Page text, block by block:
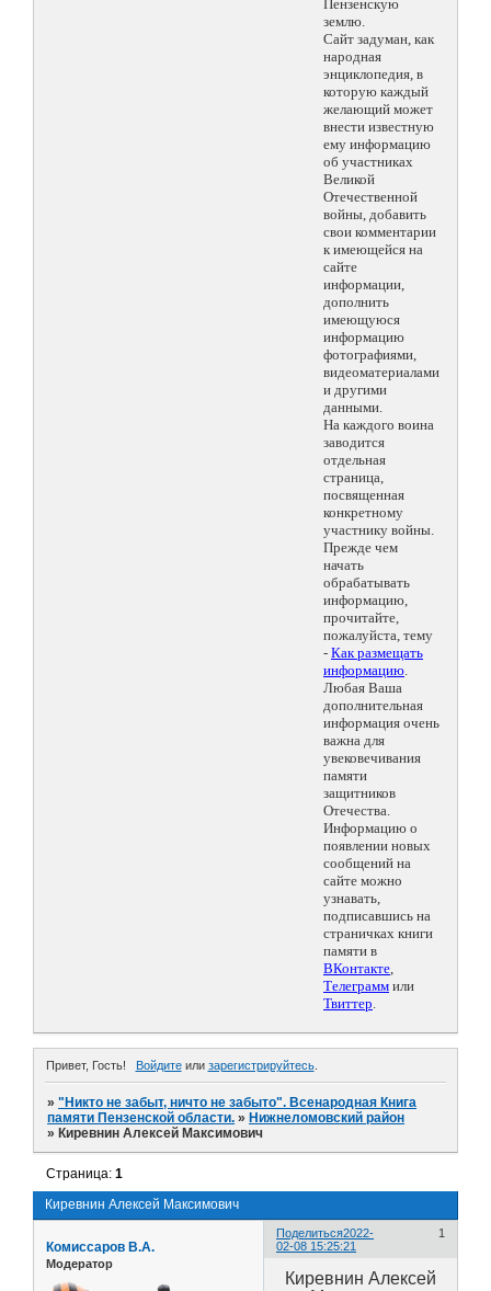
Пензенскую
землю.
Сайт задуман, как
народная
энциклопедия, в
которую каждый
желающий может
внести известную
ему информацию
об участниках
Великой
Отечественной
войны, добавить
свои комментарии
к имеющейся на
сайте
информации,
дополнить
имеющуюся
информацию
фотографиями,
видеоматериалами
и другими
данными.
На каждого воина
заводится
отдельная
страница,
посвященная
конкретному
участнику войны.
Прежде чем
начать
обрабатывать
информацию,
прочитайте,
пожалуйста, тему
- Как размещать
информацию.
Любая Ваша
дополнительная
информация очень
важна для
увековечивания
памяти
защитников
Отечества.
Информацию о
появлении новых
сообщений на
сайте можно
узнавать,
подписавшись на
страничках книги
памяти в
ВКонтакте,
Телеграмм или
Твиттер.
Привет, Гость! Войдитеили зарегистрируйтесь.
»"Никто не забыт, ничто не забыто". Всенародная Книга
памяти Пензенской области. » Нижнеломовский район
» Киревнин Алексей Максимович
Киревнин Алексей Максимович
Страница:1
Поделиться 1
2022-
02-08 15:25:21
Комиссаров В.А.
Модератор
Киревнин Алексей